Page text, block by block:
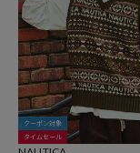
クーポン対象
タイムセール